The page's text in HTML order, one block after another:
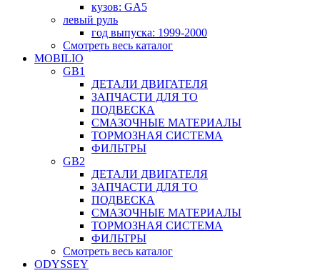
кузов: GA5
левый руль
год выпуска: 1999-2000
Смотреть весь каталог
MOBILIO
GB1
ДЕТАЛИ ДВИГАТЕЛЯ
ЗАПЧАСТИ ДЛЯ ТО
ПОДВЕСКА
СМАЗОЧНЫЕ МАТЕРИАЛЫ
ТОРМОЗНАЯ СИСТЕМА
ФИЛЬТРЫ
GB2
ДЕТАЛИ ДВИГАТЕЛЯ
ЗАПЧАСТИ ДЛЯ ТО
ПОДВЕСКА
СМАЗОЧНЫЕ МАТЕРИАЛЫ
ТОРМОЗНАЯ СИСТЕМА
ФИЛЬТРЫ
Смотреть весь каталог
ODYSSEY